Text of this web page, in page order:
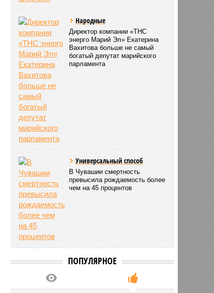
Народные
Директор компании «ТНС
энерго Марий Эл» Екатерина
Вахитова больше не самый
богатый депутат марийского
парламента
Универсальный способ
В Чувашии смертность
превысила рождаемость более
чем на 45 процентов
ПОПУЛЯРНОЕ